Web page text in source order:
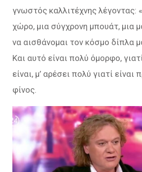
γνωστός καλλιτέχνης λέγοντας: «
χώρο, μια σύγχρονη μπουάτ, μια
να αισθάνομαι τον κόσμο δίπλα
Και αυτό είναι πολύ όμορφο,
είναι, μ’ αρέσει πολύ γιατί είναι
φίνος.